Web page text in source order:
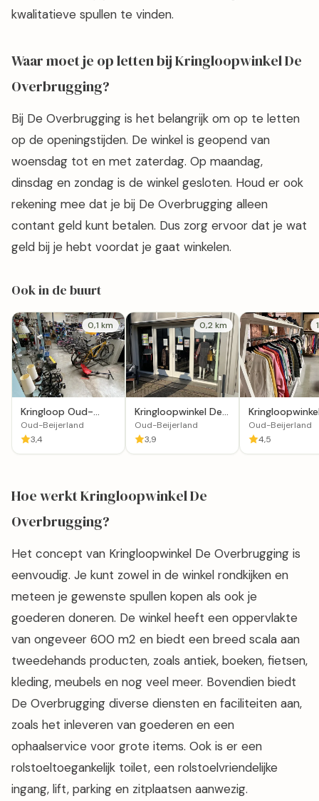
kwalitatieve spullen te vinden.
Waar moet je op letten bij Kringloopwinkel De
Overbrugging?
Bij De Overbrugging is het belangrijk om op te letten
op de openingstijden. De winkel is geopend van
woensdag tot en met zaterdag. Op maandag,
dinsdag en zondag is de winkel gesloten. Houd er ook
rekening mee dat je bij De Overbrugging alleen
contant geld kunt betalen. Dus zorg ervoor dat je wat
geld bij je hebt voordat je gaat winkelen.
Ook in de buurt
0,1 km
Kringloop Oud-
Beijerland
Oud-Beijerland
3,4
0,2 km
Kringloopwinkel De
Waardeloods /
Stichting Samen
Circulair
Oud-Beijerland
3,9
Stichting
Mercy
Oud-Beijerland
4,5
Hoe werkt Kringloopwinkel De
Overbrugging?
Het concept van Kringloopwinkel De Overbrugging is
eenvoudig. Je kunt zowel in de winkel rondkijken en
meteen je gewenste spullen kopen als ook je
goederen doneren. De winkel heeft een oppervlakte
van ongeveer 600 m2 en biedt een breed scala aan
tweedehands producten, zoals antiek, boeken, fietsen,
kleding, meubels en nog veel meer. Bovendien biedt
De Overbrugging diverse diensten en faciliteiten aan,
zoals het inleveren van goederen en een
ophaalservice voor grote items. Ook is er een
rolstoeltoegankelijk toilet, een rolstoelvriendelijke
ingang, lift, parking en zitplaatsen aanwezig.